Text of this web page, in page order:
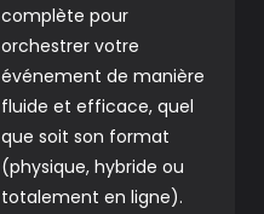
complète pour
orchestrer votre
événement de manière
fluide et efficace, quel
que soit son format
(physique, hybride ou
totalement en ligne).